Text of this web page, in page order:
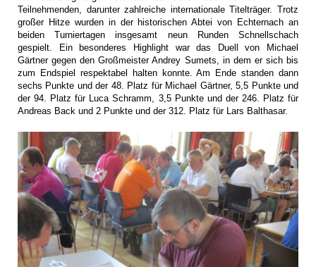
Teilnehmenden, darunter zahlreiche internationale Titelträger. Trotz
großer Hitze wurden in der historischen Abtei von Echternach an
beiden Turniertagen insgesamt neun Runden Schnellschach
gespielt. Ein besonderes Highlight war das Duell von Michael
Gärtner gegen den Großmeister Andrey Sumets, in dem er sich bis
zum Endspiel respektabel halten konnte. Am Ende standen dann
sechs Punkte und der 48. Platz für Michael Gärtner, 5,5 Punkte und
der 94. Platz für Luca Schramm, 3,5 Punkte und der 246. Platz für
Andreas Back und 2 Punkte und der 312. Platz für Lars Balthasar.